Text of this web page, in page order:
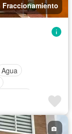
Fraccionamiento
Agua
Electricidad